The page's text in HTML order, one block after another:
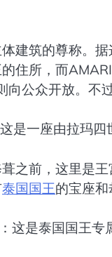
建筑的尊称。
住所，而
公众开放。不
是一座由拉玛四
之前，这里是
泰国国王的宝座和
这是泰国国王